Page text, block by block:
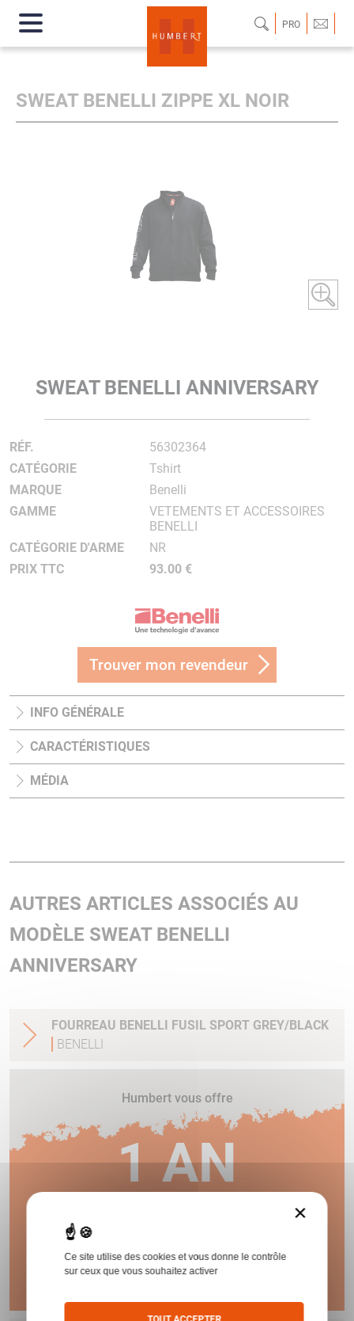
PRO
SWEAT BENELLI ZIPPE XL NOIR
SWEAT BENELLI ANNIVERSARY
RÉF.
56302364
CATÉGORIE
Tshirt
MARQUE
Benelli
GAMME
VETEMENTS ET ACCESSOIRES
BENELLI
CATÉGORIE D'ARME
NR
PRIX TTC
93.00 €
Trouver mon revendeur
INFO GÉNÉRALE
CARACTÉRISTIQUES
MÉDIA
AUTRES ARTICLES ASSOCIÉS AU
MODÈLE SWEAT BENELLI
ANNIVERSARY
FOURREAU BENELLI FUSIL SPORT GREY/BLACK
BENELLI
Humbert vous offre
1 AN
En savoir plus
×
Ce site utilise des cookies et vous donne le contrôle
sur ceux que vous souhaitez activer